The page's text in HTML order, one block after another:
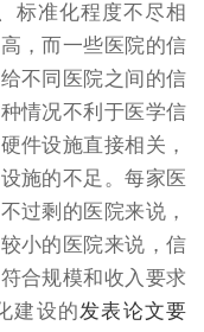
准化程度不尽相
，而一些医院的信
不同医院之间的信
情况不利于医学信
件设施直接相关，
施的不足。每家医
过剩的医院来说，
小的医院来说，信
合规模和收入要求
建设的发表论文要